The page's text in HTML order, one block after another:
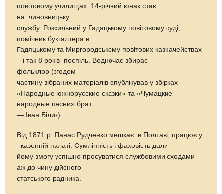
повітовому училищах 14-річний юнак стає
на чиновницьку
службу. Розсильний у Гадяцькому повітовому суді,
помічник бухгалтера в
Гадяцькому та Миргородському повітових казначействах
– і так 8 років поспіль. Водночас збирає
фольклор (згодом
частину зібраних матеріалів опублікував у збірках
«Народные южнорусские сказки» та «Чумацкие
народные песни» брат
— Іван Білик).
Від 1871 р. Панас Рудченко мешкає в Полтаві, працює у
казенній палаті. Сумлінність і фаховість дали
йому змогу успішно просуватися службовими сходами –
аж до чину дійсного
статського радника.